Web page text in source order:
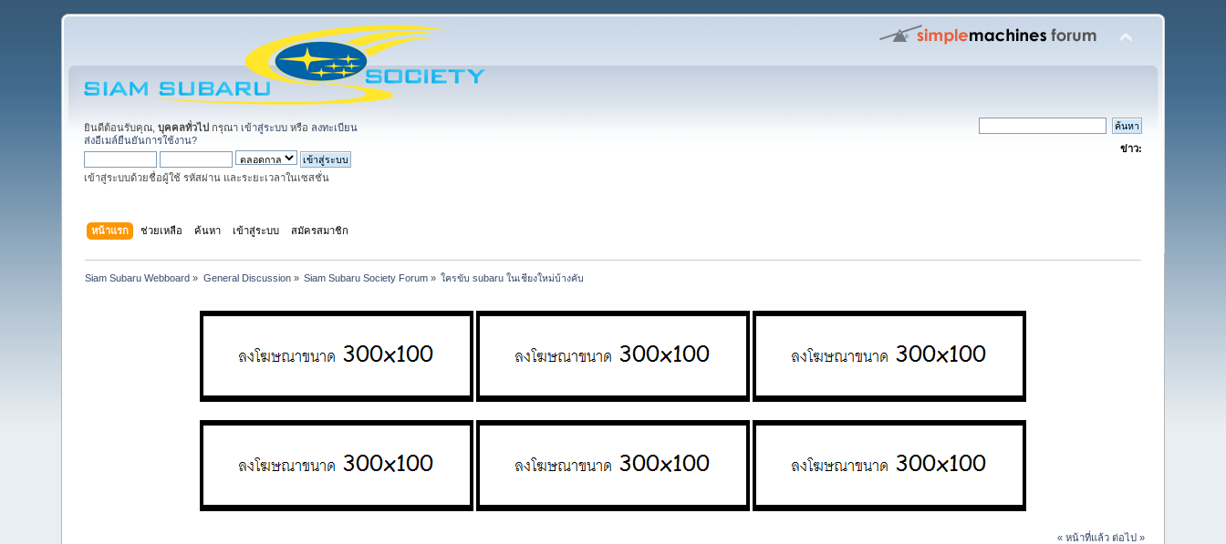
ยินดีต้อนรับคุณ,บุคคลทั่วไป กรุณา เข้าสู่ระบบ หรือ ลงทะเบียน
ส่งอีเมล์ยืนยันการใช้งาน?
เข้าสู่ระบบด้วยชื่อผู้ใช้ รหัสผ่าน และระยะเวลาในเซสชั่น
ข่าว:
หน้าแรก ช่วยเหลือ ค้นหา เข้าสู่ระบบ สมัครสมาชิก
Siam Subaru Webboard » General Discussion» Siam Subaru Society Forum » ใครขับ subaru ในเชียงใหม่บ้างคับ
« หน้าที่แล้ว ต่อไป »